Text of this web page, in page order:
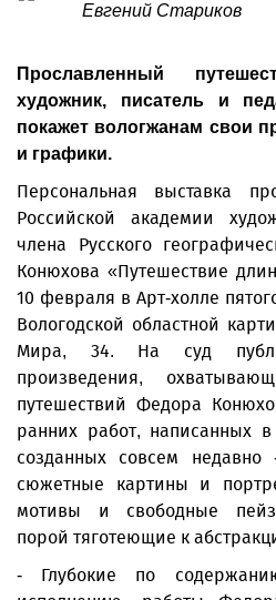
Евгений Стариков
Прославленный
художник, писатель и
покажет вологжанам свои
и графики.
Персональная выставка
Российской академии
члена Русского
Конюхова «Путешествие
10 февраля в Арт-холле
Вологодской областной
Мира, 34. На суд
произведения,
путешествий Федора
ранних работ, написанных
созданных совсем
сюжетные картины и
мотивы и свободные
порой тяготеющие к
- Глубокие по